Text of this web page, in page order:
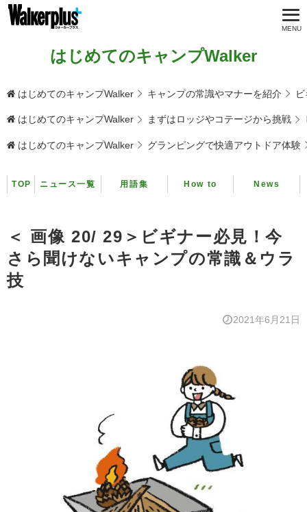
はじめてのキャンプWalker
はじめてのキャンプWalker キャンプの常識やマナーを紹介
はじめてのキャンプWalker まずはロッジやコテージから挑戦
はじめてのキャンプWalker グランピングで快適アウトドア体験
TOP ニュース一覧 用語集 How to News
＜ 画像 20/ 29＞ビギナー必見！今
さら聞けないキャンプの常識＆ウラ
技
2021年6月21日